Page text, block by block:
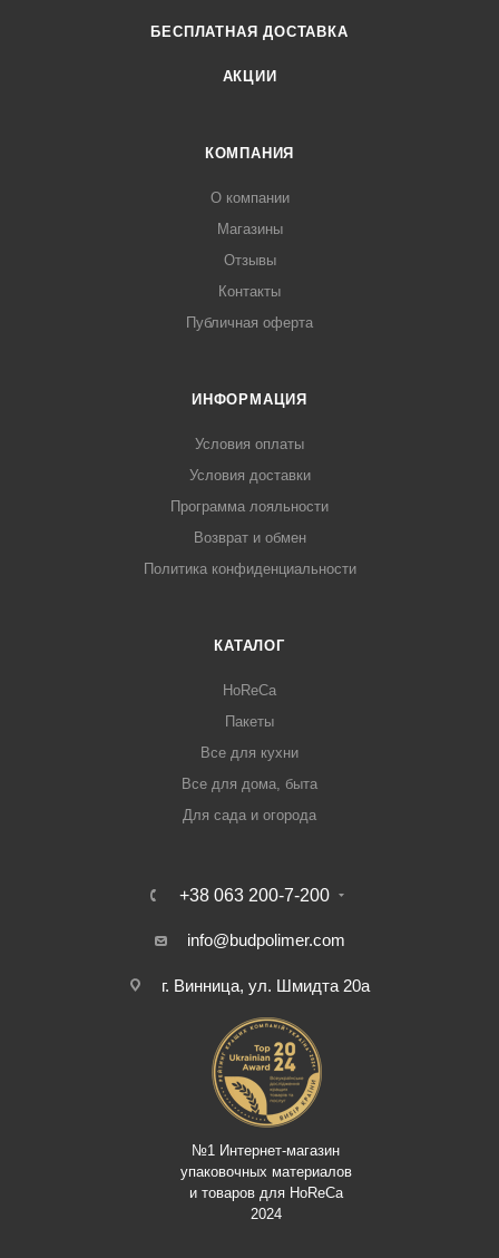
БЕСПЛАТНАЯ ДОСТАВКА
АКЦИИ
КОМПАНИЯ
О компании
Магазины
Отзывы
Контакты
Публичная оферта
ИНФОРМАЦИЯ
Условия оплаты
Условия доставки
Программа лояльности
Возврат и обмен
Политика конфиденциальности
КАТАЛОГ
HoReCa
Пакеты
Все для кухни
Все для дома, быта
Для сада и огорода
+38 063 200-7-200
info@budpolimer.com
г. Винница, ул. Шмидта 20а
№1 Интернет-магазин
упаковочных материалов
и товаров для HoReCa
2024